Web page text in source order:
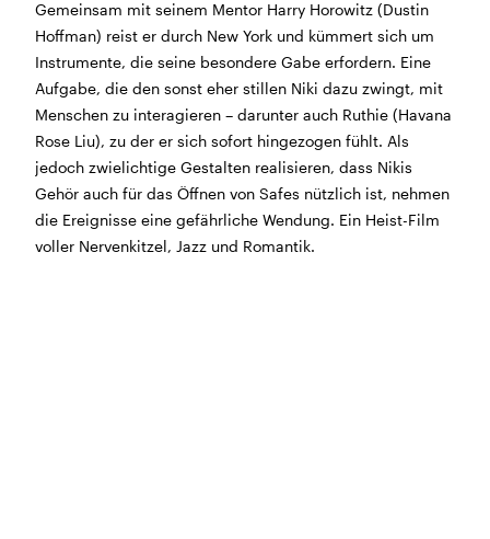
SOMMERÖFFNUNGSZEITEN
CINEMA2.7. bis 1.9. geschlossen
BÜHNE2.7. bis 3.9. geschlossen
ZMITTAG2.7. bis 9.8. geschlossen
BAR+BISTRO 10.7. bis 1.8. findet ihr unsere Bar ab 18
Uhr im Geissenschachen
ab dem 10.8. sind wir wieder im Haus und freuen uns
auf euch <3
STADTFEST BRUGG
Gemeinsam mit seinem Mentor Harry Horowitz (Dustin
Hoffman) reist er durch New York und kümmert sich um
Instrumente, die seine besondere Gabe erfordern. Eine
Aufgabe, die den sonst eher stillen Niki dazu zwingt, mit
Menschen zu interagieren – darunter auch Ruthie (Havana
Rose Liu), zu der er sich sofort hingezogen fühlt. Als
jedoch zwielichtige Gestalten realisieren, dass Nikis
Gehör auch für das Öffnen von Safes nützlich ist, nehmen
die Ereignisse eine gefährliche Wendung. Ein Heist-Film
voller Nervenkitzel, Jazz und Romantik.